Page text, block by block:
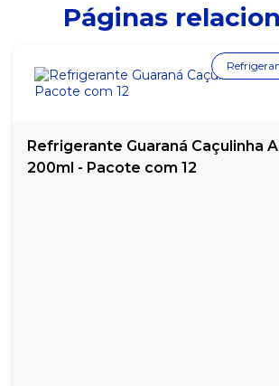
Páginas
Refrigerante Guaraná Caçulinha
200ml - Pacote com 12